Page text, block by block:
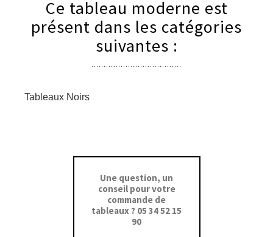
Ce tableau moderne est
présent dans les catégories
suivantes :
Tableaux Noirs
Une question, un
conseil pour votre
commande de
tableaux ? 05 34 52 15
90